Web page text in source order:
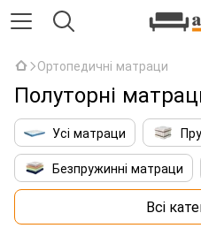
Ортопедичні матраци
Полуторні
Усі матраци
Безпружинні матраци
Матраци 160х200 см
Всі